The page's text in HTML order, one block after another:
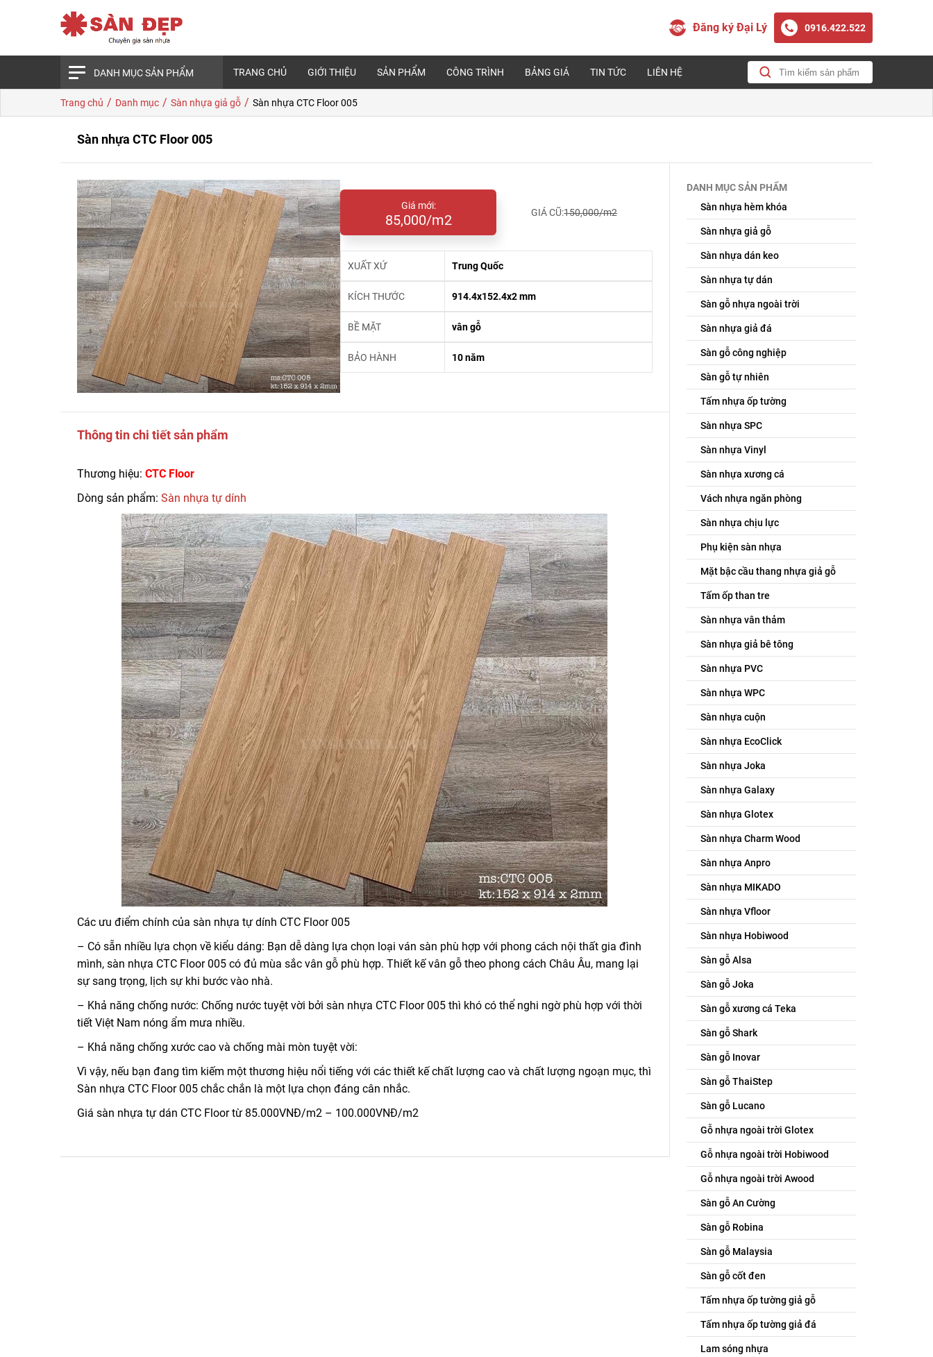
Đăng ký Đại Lý 0916.422.522
DANH MỤC SẢN PHẨM TRANG CHỦ GIỚI THIỆU SẢN PHẨM CÔNG TRÌNH BẢNG GIÁ TIN TỨC LIÊN HỆ
Trang chủ / Danh mục / Sàn nhựa giả gỗ / Sàn nhựa CTC Floor 005
Sàn nhựa CTC Floor 005
Giá mới:
85,000/m2 GIÁ CŨ:150,000/m2
XUẤT XỨ Trung Quốc
KÍCH THƯỚC 914.4x152.4x2 mm
BỀ MẶT vân gỗ
BẢO HÀNH 10 năm
Thông tin chi tiết sản phẩm
Thương hiệu: CTC Floor
Dòng sản phẩm: Sàn nhựa tự dính
Các ưu điểm chính của sàn nhựa tự dính CTC Floor 005
– Có sẵn nhiều lựa chọn về kiểu dáng: Bạn dễ dàng lựa chọn loại ván sàn phù hợp với phong cách nội thất gia đình
mình, sàn nhựa CTC Floor 005 có đủ mùa sắc vân gỗ phù hợp. Thiết kế vân gỗ theo phong cách Châu Âu, mang lại
sự sang trọng, lịch sự khi bước vào nhà.
– Khả năng chống nước: Chống nước tuyệt vời bởi sàn nhựa CTC Floor 005 thì khó có thể nghi ngờ phù hợp với thời
tiết Việt Nam nóng ẩm mưa nhiều.
– Khả năng chống xước cao và chống mài mòn tuyệt vời:
Vì vậy, nếu bạn đang tìm kiếm một thương hiệu nổi tiếng với các thiết kế chất lượng cao và chất lượng ngoạn mục, thì
Sàn nhựa CTC Floor 005 chắc chắn là một lựa chọn đáng cân nhắc.
Giá sàn nhựa tự dán CTC Floor từ 85.000VNĐ/m2 – 100.000VNĐ/m2
DANH MỤC SẢN PHẨM
Sàn nhựa hèm khóa
Sàn nhựa giả gỗ
Sàn nhựa dán keo
Sàn nhựa tự dán
Sàn gỗ nhựa ngoài trời
Sàn nhựa giả đá
Sàn gỗ công nghiệp
Sàn gỗ tự nhiên
Tấm nhựa ốp tường
Sàn nhựa SPC
Sàn nhựa Vinyl
Sàn nhựa xương cá
Vách nhựa ngăn phòng
Sàn nhựa chịu lực
Phụ kiện sàn nhựa
Mặt bậc cầu thang nhựa giả gỗ
Tấm ốp than tre
Sàn nhựa vân thảm
Sàn nhựa giả bê tông
Sàn nhựa PVC
Sàn nhựa WPC
Sàn nhựa cuộn
Sàn nhựa EcoClick
Sàn nhựa Joka
Sàn nhựa Galaxy
Sàn nhựa Glotex
Sàn nhựa Charm Wood
Sàn nhựa Anpro
Sàn nhựa MIKADO
Sàn nhựa Vfloor
Sàn nhựa Hobiwood
Sàn gỗ Alsa
Sàn gỗ Joka
Sàn gỗ xương cá Teka
Sàn gỗ Shark
Sàn gỗ Inovar
Sàn gỗ ThaiStep
Sàn gỗ Lucano
Gỗ nhựa ngoài trời Glotex
Gỗ nhựa ngoài trời Hobiwood
Gỗ nhựa ngoài trời Awood
Sàn gỗ An Cường
Sàn gỗ Robina
Sàn gỗ Malaysia
Sàn gỗ cốt đen
Tấm nhựa ốp tường giả gỗ
Tấm nhựa ốp tường giả đá
Lam sóng nhựa